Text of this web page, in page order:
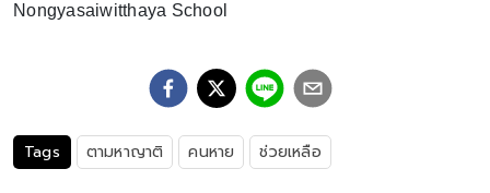
Nongyasaiwitthaya School
Tags ตามหาญาติ คนหาย ช่วยเหลือ